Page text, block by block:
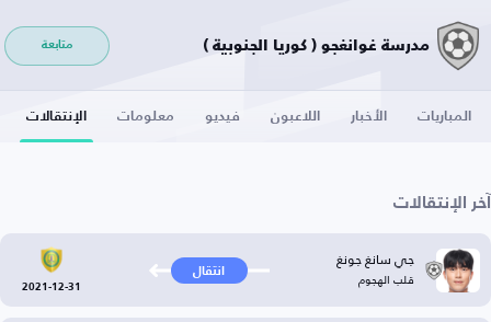
مدرسة غوانغجو ( كوريا الجنوبية ) متابعة
المباريات الأخبار اللاعبون فيديو معلومات الإنتقالات
آخر الإنتقالات
جي سانغ جونغ
قلب الهجوم انتقال
2021-12-31